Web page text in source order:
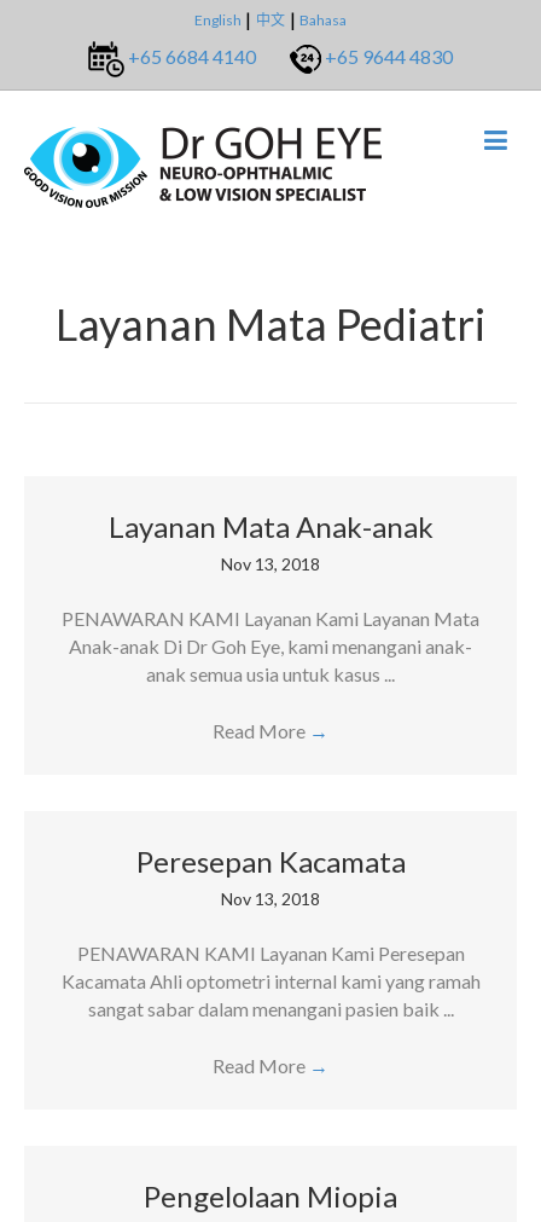
English 中文 Bahasa
+65 6684 4140 +65 9644 4830
Layanan Mata Pediatri
Layanan Mata Anak-anak
Nov 13, 2018
PENAWARAN KAMI Layanan Kami Layanan Mata
Anak-anak Di Dr Goh Eye, kami menangani anak-
anak semua usia untuk kasus ...
Read More →
Peresepan Kacamata
Nov 13, 2018
PENAWARAN KAMI Layanan Kami Peresepan
Kacamata Ahli optometri internal kami yang ramah
sangat sabar dalam menangani pasien baik ...
Read More →
Pengelolaan Miopia